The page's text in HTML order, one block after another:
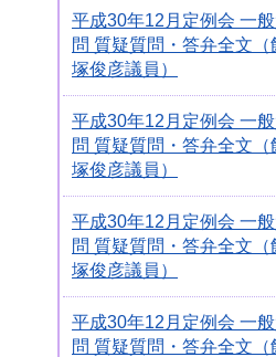
平成30年12月定例会 一
問 質疑質問・答弁全文（
塚俊彦議員）
平成30年12月定例会 一
問 質疑質問・答弁全文（
塚俊彦議員）
平成30年12月定例会 一
問 質疑質問・答弁全文（
塚俊彦議員）
平成30年12月定例会 一
問 質疑質問・答弁全文（